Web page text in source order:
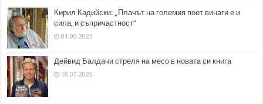
Кирил Кадийски: „Плачът на големия поет винаги е и
сила, и съпричастност“
01.09.2025
Дейвид Балдачи стреля на месо в новата си книга
18.07.2025